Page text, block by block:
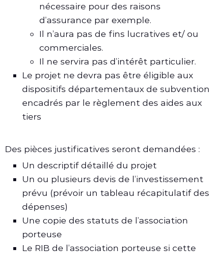
nécessaire pour des raisons
d’assurance par exemple.
Il n’aura pas de fins lucratives et/ ou
commerciales.
Il ne servira pas d’intérêt particulier.
Le projet ne devra pas être éligible aux
dispositifs départementaux de subvention
encadrés par le règlement des aides aux
tiers
Des pièces justificatives seront demandées :
Un descriptif détaillé du projet
Un ou plusieurs devis de l’investissement
prévu (prévoir un tableau récapitulatif des
dépenses)
Une copie des statuts de l’association
porteuse
Le RIB de l’association porteuse si cette